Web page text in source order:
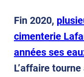
Fin 2020,
cimenterie
années ses
L’affaire